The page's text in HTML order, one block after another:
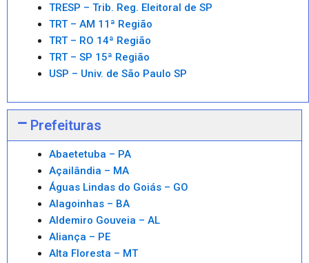
TRESP – Trib. Reg. Eleitoral de SP
TRT – AM 11ª Região
TRT – RO 14ª Região
TRT – SP 15ª Região
USP – Univ. de São Paulo SP
Prefeituras
Abaetetuba – PA
Açailândia – MA
Águas Lindas do Goiás – GO
Alagoinhas – BA
Aldemiro Gouveia – AL
Aliança – PE
Alta Floresta – MT